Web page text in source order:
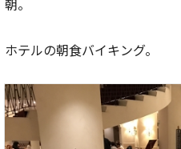
朝。
ホテルの朝食バイキング。